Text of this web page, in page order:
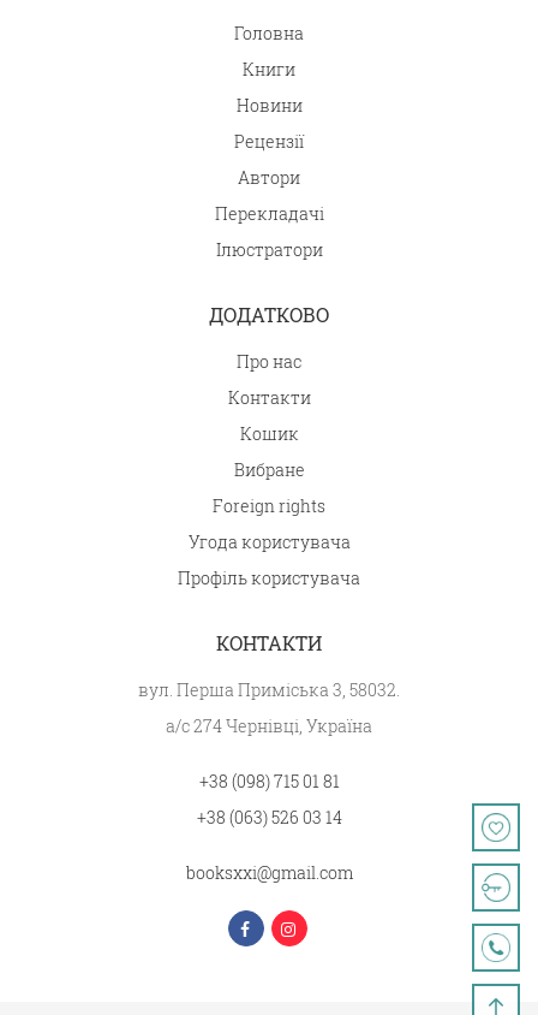
Головна
Книги
Новини
Рецензії
Автори
Перекладачі
Ілюстратори
ДОДАТКОВО
Про нас
Контакти
Кошик
Вибране
Foreign rights
Угода користувача
Профіль користувача
КОНТАКТИ
вул. Перша Приміська 3, 58032.
а/с 274 Чернівці, Україна
+38 (098) 715 01 81
+38 (063) 526 03 14
booksxxi@gmail.com